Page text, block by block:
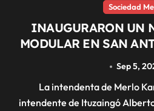
Sociedad
INAUGURARON UN
MODULAR EN SAN
Sep 5,
La intendenta de Merlo Karina Menéndez y el
intendente de Ituzaingó